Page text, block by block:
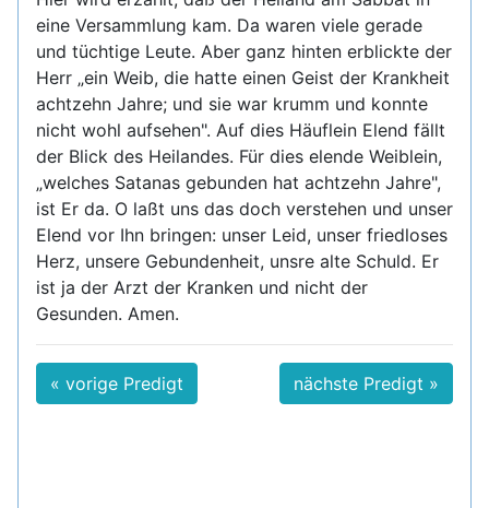
eine Versammlung kam. Da waren viele gerade
und tüchtige Leute. Aber ganz hinten erblickte der
Herr „ein Weib, die hatte einen Geist der Krankheit
achtzehn Jahre; und sie war krumm und konnte
nicht wohl aufsehen". Auf dies Häuflein Elend fällt
der Blick des Heilandes. Für dies elende Weiblein,
„welches Satanas gebunden hat achtzehn Jahre",
ist Er da. O laßt uns das doch verstehen und unser
Elend vor Ihn bringen: unser Leid, unser friedloses
Herz, unsere Gebundenheit, unsre alte Schuld. Er
ist ja der Arzt der Kranken und nicht der
Gesunden. Amen.
« vorige Predigt nächste Predigt »